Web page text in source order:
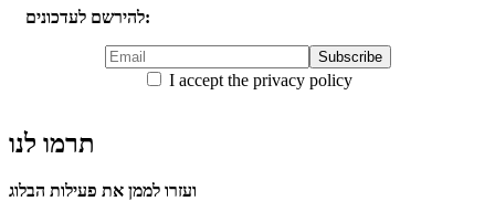
להירשם לעדכונים:
I accept the privacy policy
תרמו לנו
ועזרו לממן את פעילות הבלוג